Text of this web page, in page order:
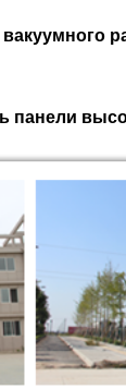
панели